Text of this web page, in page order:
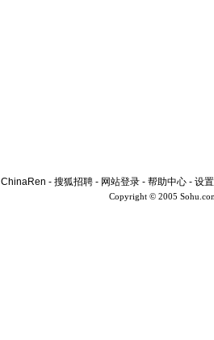
ChinaRen - 搜狐招聘 - 网站登录 - 帮助中心 - 设
Copyright © 2005